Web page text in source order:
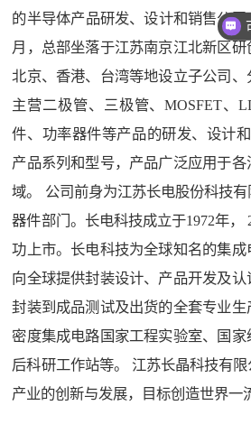
的半导体产品研发、设计和销售公司
月，总部坐落于江苏南京江北新区研
北京、香港、台湾等地设立子公司、
主营二极管、三极管、MOSFET、
件、功率器件等产品的研发、设计
产品系列和型号，产品广泛应用于
域。 公司前身为江苏长电股份科技有
器件部门。长电科技成立于1972年，
功上市。长电科技为全球知名的集
向全球提供封装设计、产品开发及认
封装到成品测试及出货的全套专业
密度集成电路国家工程实验室、国
后科研工作站等。 江苏长晶科技有
产业的创新与发展，目标创造世界一